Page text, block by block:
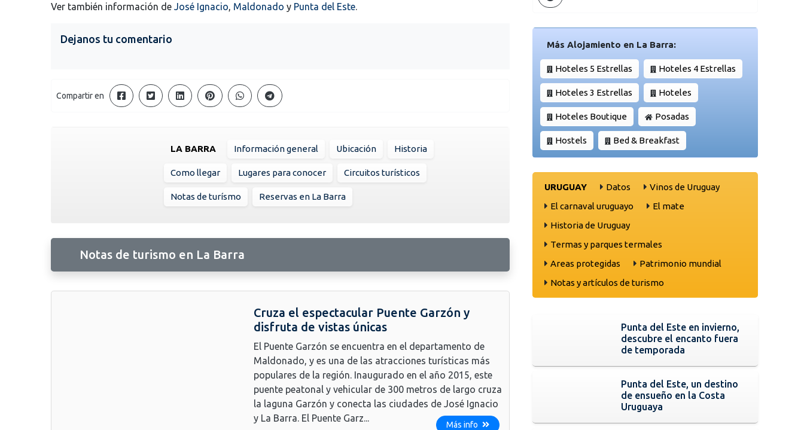
Ver también información de José Ignacio, Maldonado y Punta del Este.
Dejanos tu comentario
Compartir en
LA BARRA Información general Ubicación Historia
Como llegar Lugares para conocer Circuitos turísticos
Notas de turísmo Reservas en La Barra
Notas de turismo en La Barra
Cruza el espectacular Puente Garzón y
disfruta de vistas únicas
El Puente Garzón se encuentra en el departamento de
Maldonado, y es una de las atracciones turísticas más
populares de la región. Inaugurado en el año 2015, este
puente peatonal y vehicular de 300 metros de largo cruza
la laguna Garzón y conecta las ciudades de José Ignacio
y La Barra. El Puente Garz...
Más info
Más Alojamiento en La Barra:
Hoteles 5 Estrellas Hoteles 4 Estrellas
Hoteles 3 Estrellas Hoteles
Hoteles Boutique Posadas
Hostels Bed & Breakfast
URUGUAY Datos
Vinos de Uruguay
El carnaval uruguayo
El mate
Historia de Uruguay
Termas y parques termales
Areas protegidas
Patrimonio mundial
Notas y artículos de turismo
Punta del Este en invierno,
descubre el encanto fuera
de temporada
Punta del Este, un destino
de ensueño en la Costa
Uruguaya